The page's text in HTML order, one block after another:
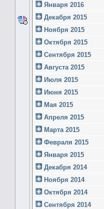
Января 2016
Декабря 2015
Ноября 2015
Октября 2015
Сентября 2015
Августа 2015
Июля 2015
Июня 2015
Мая 2015
Апреля 2015
Марта 2015
Февраля 2015
Января 2015
Декабря 2014
Ноября 2014
Октября 2014
Сентября 2014